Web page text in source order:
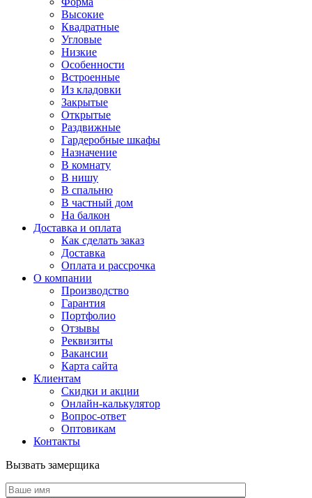
Высокие
Квадратные
Угловые
Низкие
Особенности
Встроенные
Из кладовки
Закрытые
Открытые
Раздвижные
Гардеробные шкафы
Назначение
В комнату
В нишу
В спальню
В частный дом
На балкон
Доставка и оплата
Как сделать заказ
Доставка
Оплата и рассрочка
О компании
Производство
Гарантия
Портфолио
Отзывы
Реквизиты
Вакансии
Карта сайта
Клиентам
Скидки и акции
Онлайн-калькулятор
Вопрос-ответ
Оптовикам
Контакты
Вызвать замерщика